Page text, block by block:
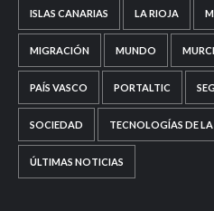
ISLAS CANARIAS LA RIOJA
MIGRACIÓN MUNDO
PAÍS VASCO PORTALTIC
SOCIEDAD TECNOLOGÍAS DE
ÚLTIMAS NOTICIAS